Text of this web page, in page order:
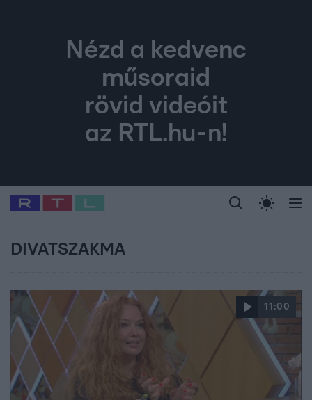
Nézd a kedvenc
műsoraid
rövid videóit
az RTL.hu-n!
Legfrissebb RTL Híradó Randi Celeb vagyok,
Babits Marcella Most Wanted Gallusz
DIVATSZAKMA
11:00